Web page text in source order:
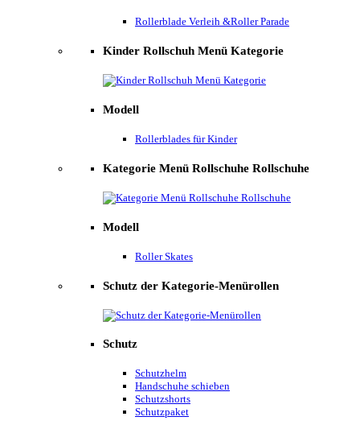
Rollerblade Verleih &Roller Parade
Kinder Rollschuh Menü Kategorie
Modell
Rollerblades für Kinder
Kategorie Menü Rollschuhe Rollschuhe
Modell
Roller Skates
Schutz der Kategorie-Menürollen
Schutz
Schutzhelm
Handschuhe schieben
Schutzshorts
Schutzpaket